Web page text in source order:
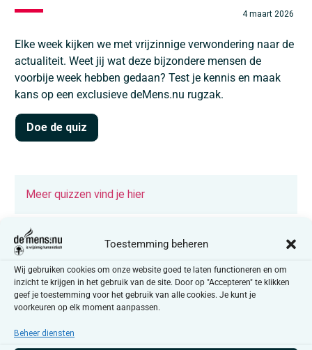
Toestemming beheren
Wij gebruiken cookies om onze website goed te laten functioneren en om
inzicht te krijgen in het gebruik van de site. Door op "Accepteren" te klikken
geef je toestemming voor het gebruik van alle cookies. Je kunt je
voorkeuren op elk moment aanpassen.
Beheer diensten
4 maart 2026
Elke week kijken we met vrijzinnige verwondering naar de
actualiteit. Weet jij wat deze bijzondere mensen de
voorbije week hebben gedaan? Test je kennis en maak
kans op een exclusieve deMens.nu rugzak.
Doe de quiz
Meer quizzen vind je hier
Lees ook
“Je voelt dat jongeren online voorbereid worden
op een vijand die er niet is”